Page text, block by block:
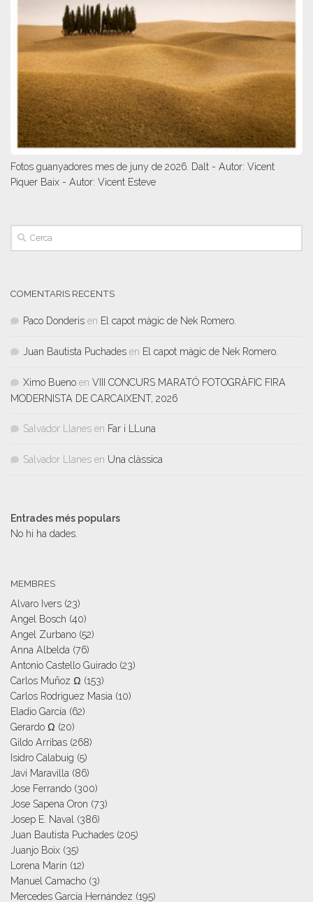
Fotos guanyadores mes de juny de 2026. Dalt - Autor: Vicent
Piquer Baix - Autor: Vicent Esteve
COMENTARIS RECENTS
Paco Donderis en El capot màgic de Nek Romero.
Juan Bautista Puchades en El capot màgic de Nek Romero.
Ximo Bueno en VIII CONCURS MARATÓ FOTOGRÀFIC FIRA
MODERNISTA DE CARCAIXENT, 2026
Salvador Llanes en Far i LLuna
Salvador Llanes en Una clàssica
Entrades més populars
No hi ha dades.
MEMBRES
Alvaro Ivers (23)
Angel Bosch (40)
Angel Zurbano (52)
Anna Albelda (76)
Antonio Castello Guirado (23)
Carlos Muñoz Ω (153)
Carlos Rodriguez Masia (10)
Eladio García (62)
Gerardo Ω (20)
Gildo Arribas (268)
Isidro Calabuig (5)
Javi Maravilla (86)
Jose Ferrando (300)
Jose Sapena Oron (73)
Josep E. Naval
(386)
Juan Bautista Puchades (205)
Juanjo Boix (35)
Lorena Marín (12)
Manuel Camacho (3)
Mercedes García Hernández (195)